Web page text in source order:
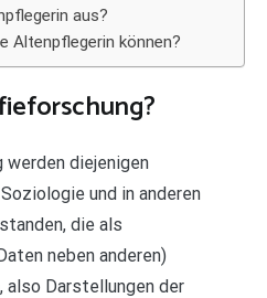
aus?
Altenpflegerin können?
werden diejenigen
und in anderen
die als
neben anderen)
also Darstellungen der